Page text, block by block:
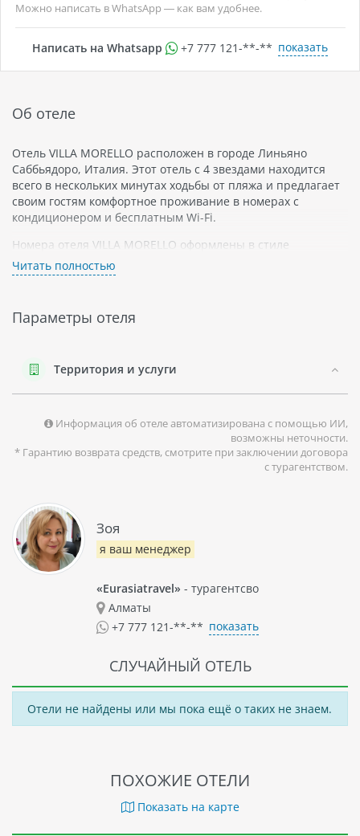
Можно написать в WhatsApp — как вам удобнее.
Написать на Whatsapp +7 777 121-**-** показать
Об отеле
Отель VILLA MORELLO расположен в городе Линьяно
Саббьядоро, Италия. Этот отель с 4 звездами находится
всего в нескольких минутах ходьбы от пляжа и предлагает
своим гостям комфортное проживание в номерах с
кондиционером и бесплатным Wi-Fi.
Номера отеля VILLA MORELLO оформлены в стиле
классической итальянской мебели и оснащены
телевизором со спутниковыми каналами, мини-баром и
расслабления после напряженного рабочего дня или
Линьяно Саббьядоро - это прибрежный городок на
северном побережье Италии, знаменитый своим чистым
пляжем и кристально чистой водой. Здесь можно
попробовать традиционные морепродукты, а также
Читать полностью
Параметры отеля
Территория и услуги
Информация об отеле автоматизирована с помощью ИИ,
возможны неточности.
* Гарантию возврата средств, смотрите при заключении договора
с турагентством.
Зоя
я ваш менеджер
«Eurasiatravel» - турагентсво
Алматы
+7 777 121-**-** показать
СЛУЧАЙНЫЙ ОТЕЛЬ
Отели не найдены или мы пока ещё о таких не знаем.
ПОХОЖИЕ ОТЕЛИ
Показать на карте